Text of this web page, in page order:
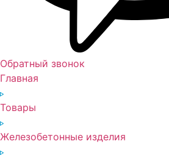
Обратный звонок
Главная
Товары
Железобетонные изделия